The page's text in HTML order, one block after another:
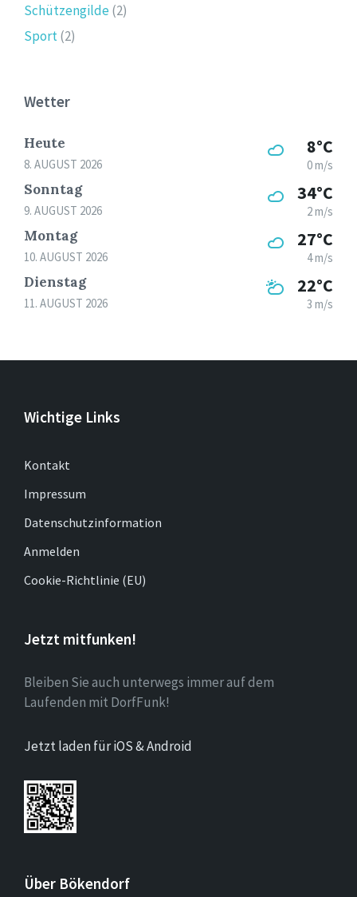
Schützengilde(2)
Sport(2)
Wetter
Heute
8. AUGUST 2026
8°C
0 m/s
Sonntag
9. AUGUST 2026
34°C
2 m/s
Montag
10. AUGUST 2026
27°C
4 m/s
Dienstag
11. AUGUST 2026
22°C
3 m/s
Wichtige Links
Kontakt
Impressum
Datenschutzinformation
Anmelden
Cookie-Richtlinie (EU)
Jetzt mitfunken!
Bleiben Sie auch unterwegs immer auf dem
Laufenden mit DorfFunk!
Jetzt laden für iOS & Android
Über Bökendorf